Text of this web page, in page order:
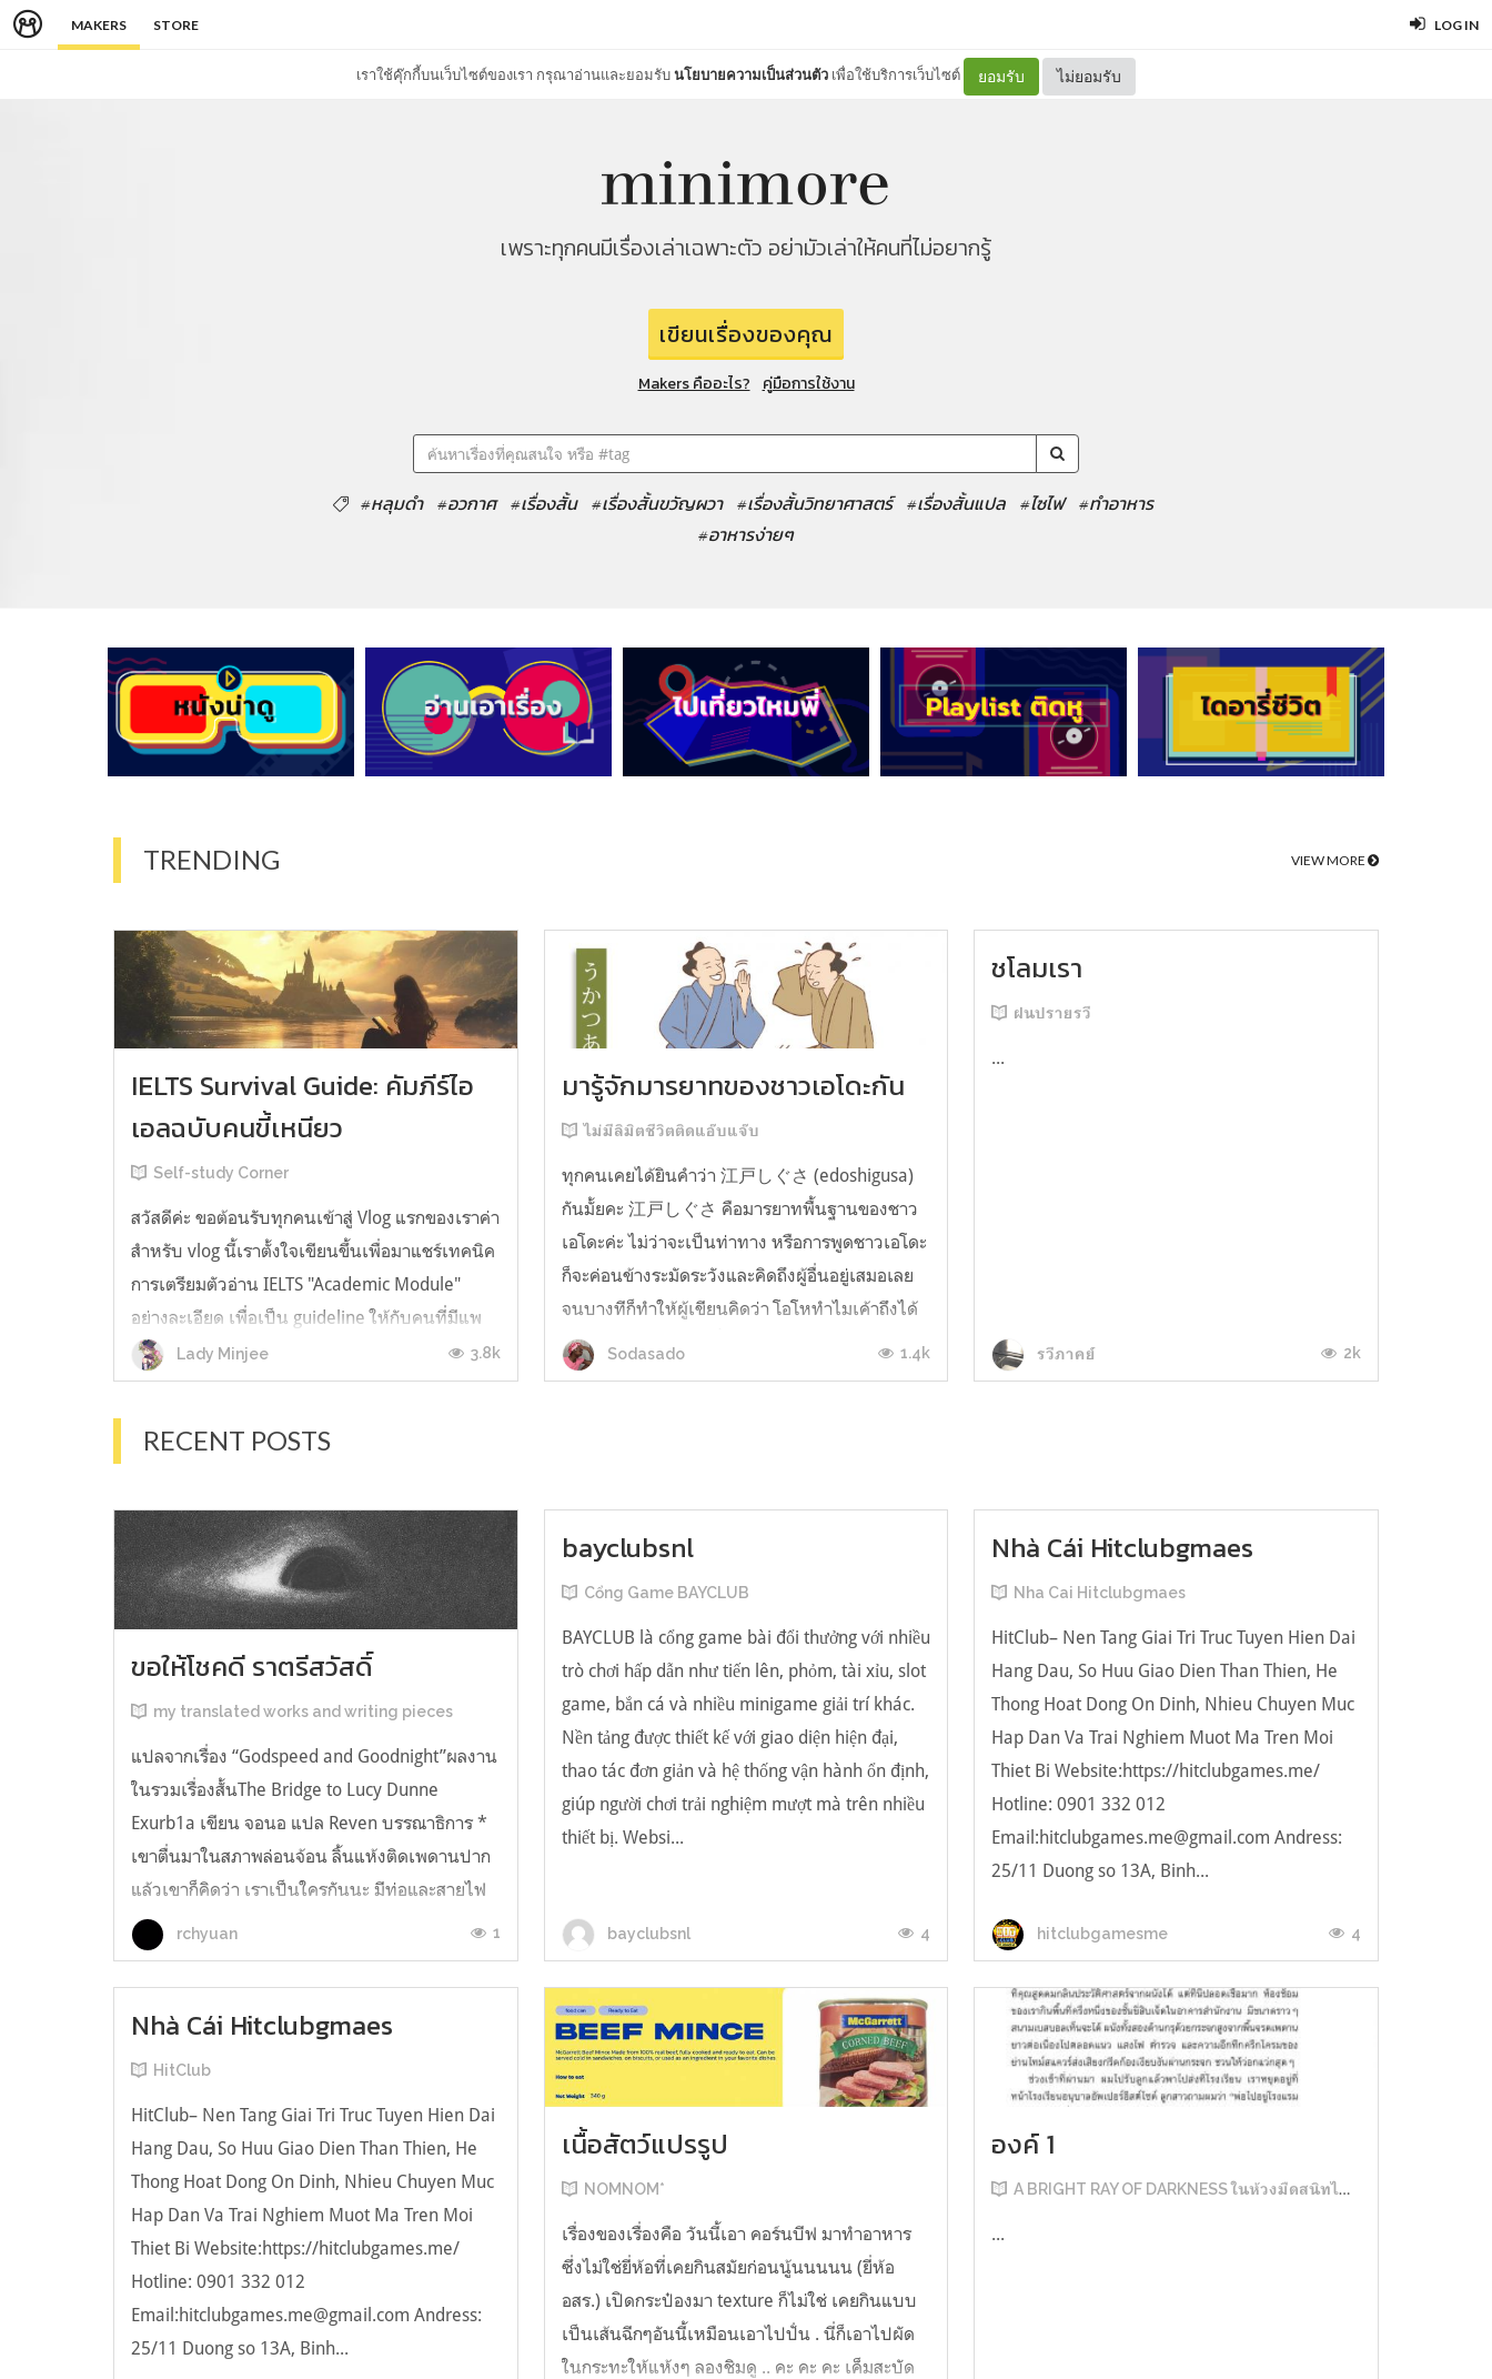
MAKERS STORE LOG IN
เราใช้คุ๊กกี้บนเว็บไซต์ของเรา กรุณาอ่านและยอมรับนโยบายความเป็นส่วนตัว เพื่อใช้บริการเว็บไซต์ ยอมรับ ไม่ยอมรับ
เพราะทุกคนมีเรื่องเล่าเฉพาะตัว อย่ามัวเล่าให้คนที่ไม่อยากรู้
เขียนเรื่องของคุณ
Makers คืออะไร? คู่มือการใช้งาน
#หลุมดำ #อวกาศ #เรื่องสั้น #เรื่องสั้นขวัญผวา #เรื่องสั้นวิทยาศาสตร์ #เรื่องสั้นแปล #ไซไฟ
#ทำอาหาร
#อาหารง่ายๆ
TRENDING VIEW MORE
IELTS Survival Guide: คัมภีร์ไอ
เอลฉบับคนขี้เหนียว
Self-study Corner
สวัสดีค่ะ ขอต้อนรับทุกคนเข้าสู่ Vlog แรกของเราค่า
สำหรับ vlog นี้เราตั้งใจเขียนขึ้นเพื่อมาแชร์เทคนิค
การเตรียมตัวอ่าน IELTS "Academic Module"
อย่างละเอียด เพื่อเป็น guideline ให้กับคนที่มีแพ
ลนจะสอบแต่ไม่รู้ต้องเริ่มตรงไหน หรืออยากจะได้
ข้อมูลเพิ่มเติมมาเสริมความมั่นใจจากที่ตัวเองเรียน
Lady Minjee 3.8k
มารู้จักมารยาทของชาวเอโดะกัน
ไม่มีลิมิตชีวิตติดแอ๊บแจ๊บ
ทุกคนเคยได้ยินคำว่า 江戸しぐさ (edoshigusa)
กันมั้ยคะ 江戸しぐさ คือมารยาทพื้นฐานของชาว
เอโดะค่ะ ไม่ว่าจะเป็นท่าทาง หรือการพูดชาวเอโดะ
ก็จะค่อนข้างระมัดระวังและคิดถึงผู้อื่นอยู่เสมอเลย
จนบางทีก็ทำให้ผู้เขียนคิดว่า โอโหทำไมเค้าถึงได้
คิดถึงคนอื่นได้ขนาดนี้นะอยากรู้มั้ยคะว่าชาวเอโดะ
มารยาทดีขนาดไหน มาลองอ่านกันได้เ...
Sodasado 1.4k
ชโลมเรา
ฝนปรายรวี
...
รวีภาคย์ 2k
RECENT POSTS
ขอให้โชคดี ราตรีสวัสดิ์
my translated works and writing pieces
แปลจากเรื่อง “Godspeed and Goodnight”ผลงาน
ในรวมเรื่องสั้นThe Bridge to Lucy Dunne
Exurb1a เขียน จอนอ แปล Reven บรรณาธิการ *
เขาตื่นมาในสภาพล่อนจ้อน ลิ้นแห้งติดเพดานปาก
แล้วเขาก็คิดว่า เราเป็นใครกันนะ มีท่อและสายไฟ
อยู่ในตัว เกิดความรู้สึกอยากฉี่ และแม้ตัวเขาจะ
เหยียดตรง ก็มีแต่ความมืดมิดอยู่เบื้องหน้...
rchyuan 1
bayclubsnl
Cổng Game BAYCLUB
BAYCLUB là cổng game bài đổi thưởng với nhiều
trò chơi hấp dẫn như tiến lên, phỏm, tài xỉu, slot
game, bắn cá và nhiều minigame giải trí khác.
Nền tảng được thiết kế với giao diện hiện đại,
thao tác đơn giản và hệ thống vận hành ổn định,
giúp người chơi trải nghiệm mượt mà trên nhiều
thiết bị. Websi...
bayclubsnl 4
Nhà Cái Hitclubgmaes
Nha Cai Hitclubgmaes
HitClub– Nen Tang Giai Tri Truc Tuyen Hien Dai
Hang Dau, So Huu Giao Dien Than Thien, He
Thong Hoat Dong On Dinh, Nhieu Chuyen Muc
Hap Dan Va Trai Nghiem Muot Ma Tren Moi
Thiet Bi Website:https://hitclubgames.me/
Hotline: 0901 332 012
Email:hitclubgames.me@gmail.com Andress:
25/11 Duong so 13A, Binh...
hitclubgamesme 4
Nhà Cái Hitclubgmaes
HitClub
HitClub– Nen Tang Giai Tri Truc Tuyen Hien Dai
Hang Dau, So Huu Giao Dien Than Thien, He
Thong Hoat Dong On Dinh, Nhieu Chuyen Muc
Hap Dan Va Trai Nghiem Muot Ma Tren Moi
Thiet Bi Website:https://hitclubgames.me/
Hotline: 0901 332 012
Email:hitclubgames.me@gmail.com Andress:
25/11 Duong so 13A, Binh...
เนื้อสัตว์แปรรูป
NOMNOM*
เรื่องของเรื่องคือ วันนี้เอา คอร์นบีฟ มาทำอาหาร
ซึ่งไม่ใช่ยี่ห้อที่เคยกินสมัยก่อนนู้นนนนน (ยี่ห้อ
อสร.) เปิดกระป๋องมา texture ก็ไม่ใช่ เคยกินแบบ
เป็นเส้นฉีกๆอันนี้เหมือนเอาไปปั่น . นี่ก็เอาไปผัด
ในกระทะให้แห้งๆ ลองชิมดู .. คะ คะ คะ เค็มสะบัด
องค์ 1
A BRIGHT RAY OF DARKNESS ในห้วงมืดสนิทไม่มิดแสง
...